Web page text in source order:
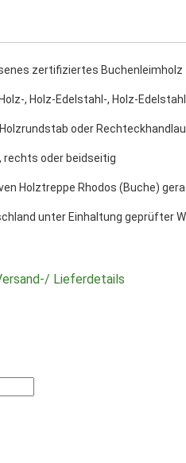
zertifiziertes Buchenleimholz
, Holz-Edelstahl-, Holz-
oder
rechts oder beidseitig
Holztreppe Rhodos (Buche)
unter Einhaltung geprüfter
Lieferdetails